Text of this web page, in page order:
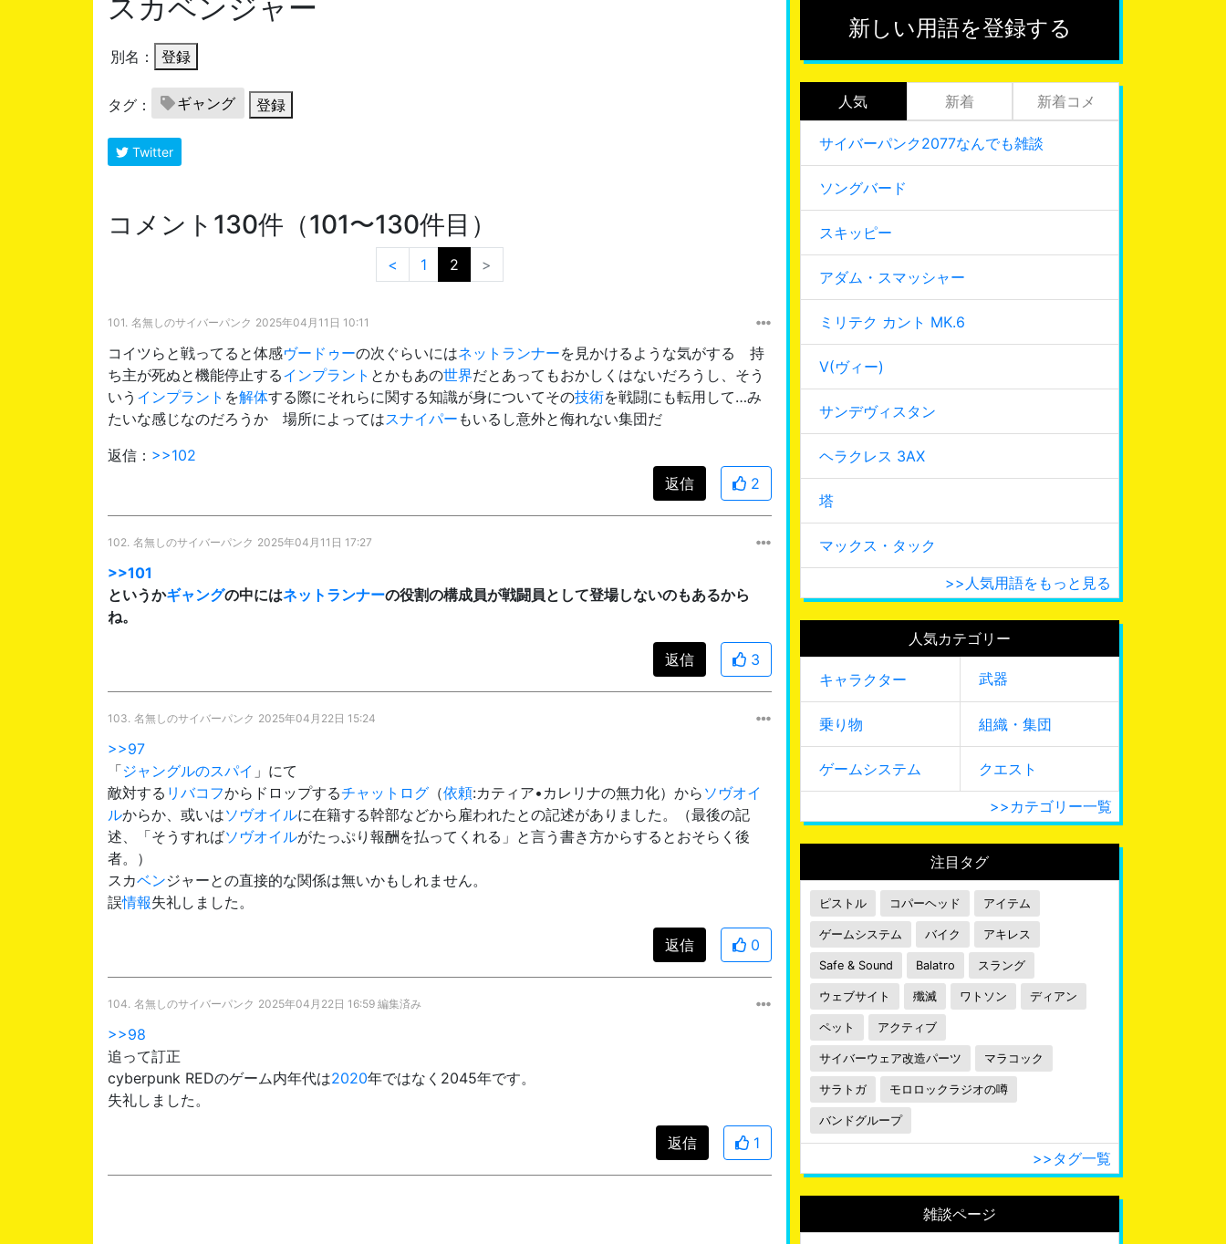
スカベンジャー
別名： 登録
タグ： ギャング 登録
Twitter
コメント130件（101〜130件目）
< 1 2 >
101. 名無しのサイバーパンク 2025年04月11日 10:11
コイツらと戦ってると体感ヴードゥーの次ぐらいにはネットランナーを見かけるような気がする 持
ち主が死ぬと機能停止するインプラント とかもあの世界だとあってもおかしくはないだろうし、そう
いう インプラント を解体する際にそれらに関する知識が身についてその技術を戦闘にも転用して…み
たいな感じなのだろうか 場所によってはスナイパー もいるし意外と侮れない集団だ
返信： >>102
返信
2
102. 名無しのサイバーパンク 2025年04月11日 17:27
>>101
というかギャングの中にはネットランナーの役割の構成員が戦闘員として登場しないのもあるから
ね。
返信 3
103. 名無しのサイバーパンク 2025年04月22日 15:24
>>97
「ジャングルのスパイ 」にて
敵対する リバコフからドロップするチャットログ （依頼:カティア•カレリナの無力化）から ソヴオイ
ルからか、或いはソヴオイルに在籍する幹部などから雇われたとの記述がありました。（最後の記
述、「そうすればソヴオイルがたっぷり報酬を払ってくれる」と言う書き方からするとおそらく後
者。）
スカベンジャーとの直接的な関係は無いかもしれません。
誤情報失礼しました。
返信 0
104. 名無しのサイバーパンク 2025年04月22日 16:59 編集済み
>>98
追って訂正
cyberpunk REDのゲーム内年代は2020年ではなく2045年です。
失礼しました。
返信 1
新しい用語を登録する
人気 新着 新着コメ
サイバーパンク2077なんでも雑談
ソングバード
スキッピー
アダム・スマッシャー
ミリテク カント MK.6
V(ヴィー)
サンデヴィスタン
ヘラクレス 3AX
塔
マックス・タック
>>人気用語をもっと見る
人気カテゴリー
キャラクター 武器
乗り物 組織・集団
ゲームシステム クエスト
>>カテゴリー一覧
注目タグ
ピストル コパーヘッド アイテム
ゲームシステム バイク アキレス
Safe & Sound Balatro スラング
ウェブサイト 殲滅 ワトソン ディアン
ペット アクティブ
サイバーウェア改造パーツ マラコック
サラトガ モロロックラジオの噂
バンドグループ
>>タグ一覧
雑談ページ